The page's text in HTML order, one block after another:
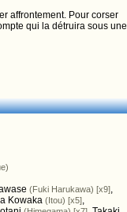
affrontement. Pour corser
qui la détruira sous une
(Fuki Harukawa) [x9],
Kowaka (Itou) [x5],